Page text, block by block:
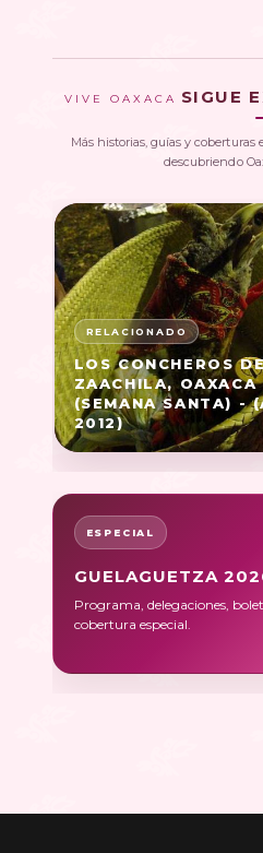
VIVE OAXACA SIGUE
Más historias, guías y coberturas
descubriendo
LOS CONCHEROS
ZAACHILA, OAXACA
(SEMANA SANTA) -
2012)
ESPECIAL
GUELAGUETZA
Programa, delegaciones,
cobertura especial.